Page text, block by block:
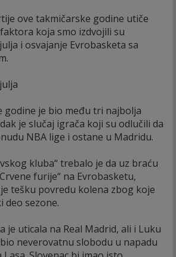
ove takmičarske godine utiče
koja smo izdvojili su
i osvajanje Evrobasketa sa
godine je bio među tri najbolja
je slučaj igrača koji su odlučili da
NBA lige i ostane u Madridu.
kluba“ trebalo je da uz braću
furije“ na Evrobasketu,
tešku povredu kolena zbog koje
deo sezone.
je uticala na Real Madrid, ali i Luku
neverovatnu slobodu u napadu